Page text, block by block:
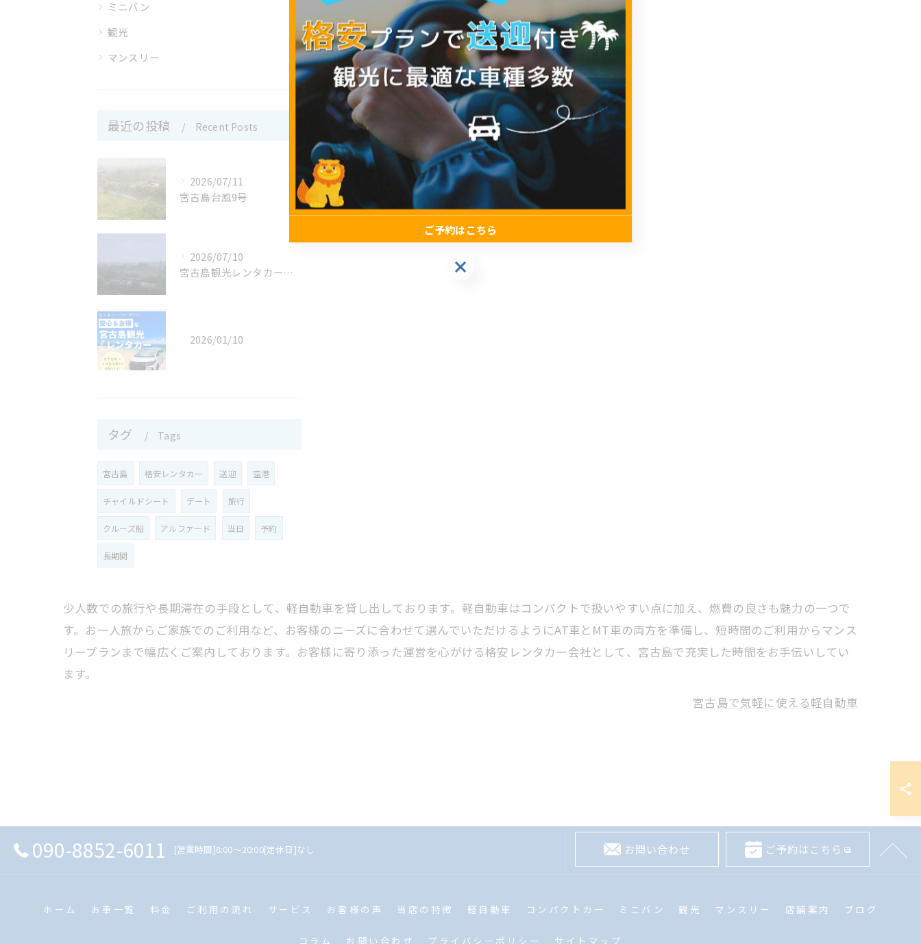
ミニバン
観光
マンスリー
最近の投稿 Recent Posts
2026/07/11
宮古島台風9号
2026/07/10
宮古島観光レンタカーです。
2026/01/10
タグ Tags
宮古島 格安レンタカー 送迎 空港
チャイルドシート デート 旅行
クルーズ船 アルファード 当日 予約
長期間
少人数での旅行や長期滞在の手段として、軽自動車を貸し出しております。軽自動車はコンパクトで扱いやすい点に加え、燃費の良さも魅力の一つで
す。お一人旅からご家族でのご利用など、お客様のニーズに合わせて選んでいただけるようにAT車とMT車の両方を準備し、短時間のご利用からマンス
リープランまで幅広くご案内しております。お客様に寄り添った運営を心がける格安レンタカー会社として、宮古島で充実した時間をお手伝いしてい
ます。
宮古島で気軽に使える軽自動車
090-8852-6011 [営業時間]8:00～20:00[定休日]なし お問い合わせ ご予約はこちら
ホーム お車一覧 料金 ご利用の流れ サービス お客様の声 当店の特徴 軽自動車 コンパクトカー ミニバン 観光 マンスリー 店舗案内 ブログ
コラム お問い合わせ プライバシーポリシー サイトマップ
ご予約はこちら
ご予約はこちら